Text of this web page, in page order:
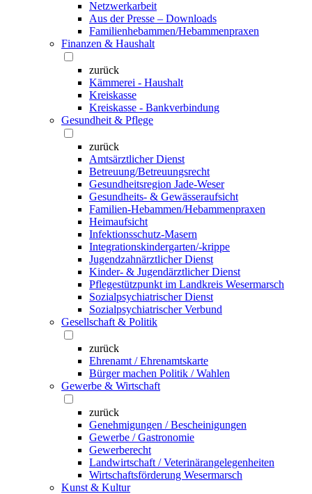
Netzwerkarbeit
Aus der Presse – Downloads
Familienhebammen/Hebammenpraxen
Finanzen & Haushalt
zurück
Kämmerei - Haushalt
Kreiskasse
Kreiskasse - Bankverbindung
Gesundheit & Pflege
zurück
Amtsärztlicher Dienst
Betreuung/Betreuungsrecht
Gesundheitsregion Jade-Weser
Gesundheits- & Gewässeraufsicht
Familien-Hebammen/Hebammenpraxen
Heimaufsicht
Infektionsschutz-Masern
Integrationskindergarten/-krippe
Jugendzahnärztlicher Dienst
Kinder- & Jugendärztlicher Dienst
Pflegestützpunkt im Landkreis Wesermarsch
Sozialpsychiatrischer Dienst
Sozialpsychiatrischer Verbund
Gesellschaft & Politik
zurück
Ehrenamt / Ehrenamtskarte
Bürger machen Politik / Wahlen
Gewerbe & Wirtschaft
zurück
Genehmigungen / Bescheinigungen
Gewerbe / Gastronomie
Gewerberecht
Landwirtschaft / Veterinärangelegenheiten
Wirtschaftsförderung Wesermarsch
Kunst & Kultur